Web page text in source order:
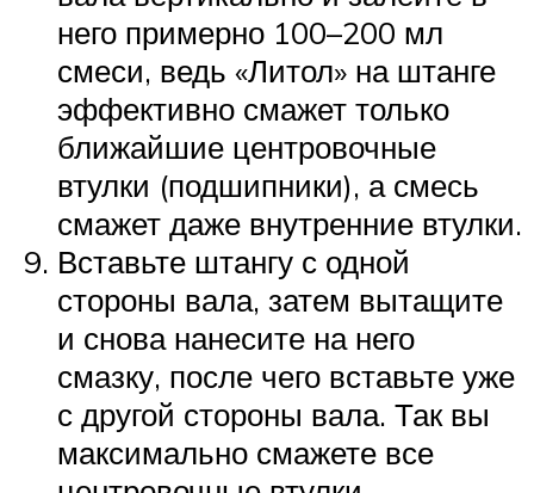
него примерно 100–200 мл
смеси, ведь «Литол» на штанге
эффективно смажет только
ближайшие центровочные
втулки (подшипники), а смесь
смажет даже внутренние втулки.
Вставьте штангу с одной
стороны вала, затем вытащите
и снова нанесите на него
смазку, после чего вставьте уже
с другой стороны вала. Так вы
максимально смажете все